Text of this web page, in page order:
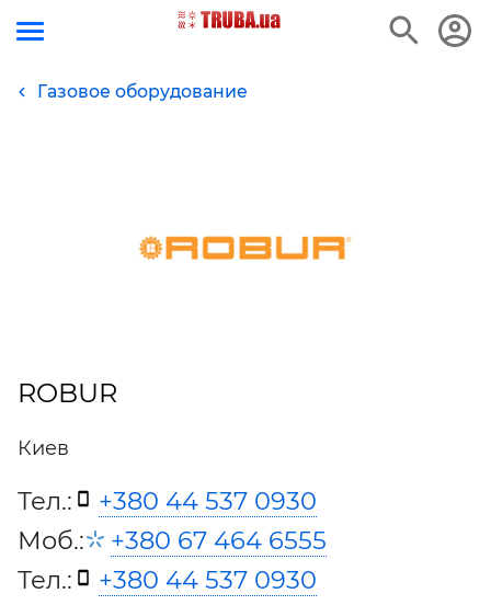
Газовое оборудование
ROBUR
Киев
Тел.:
+380 44 537 0930
Моб.:
+380 67 464 6555
Тел.:
+380 44 537 0930